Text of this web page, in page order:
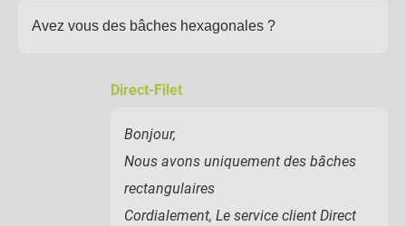
Avez vous des bâches hexagonales ?
Direct-Filet
Bonjour,
Nous avons uniquement des bâches
rectangulaires
Cordialement, Le service client Direct